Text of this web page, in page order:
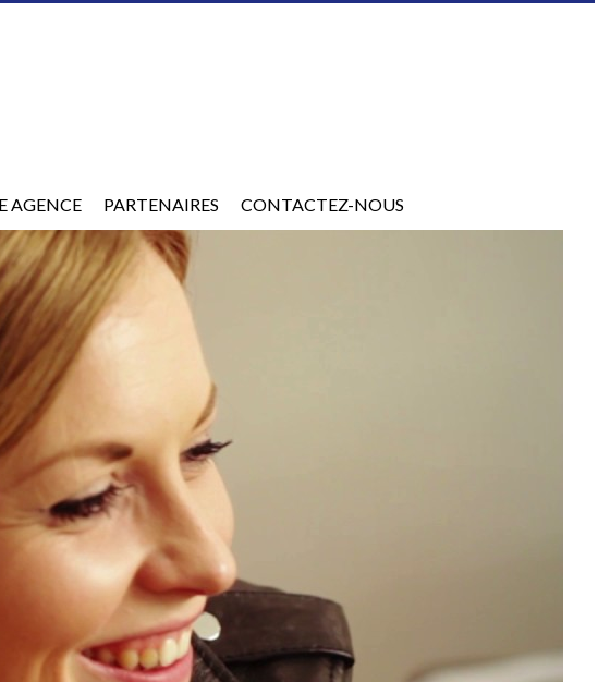
AGENCE PARTENAIRES CONTACTEZ-NOUS